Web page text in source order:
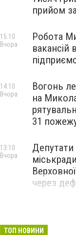
прийом
Робота
вакансій
15:10
Вчора
Вогонь
на
31
14:10
Вчора
Депутати
через
13:10
Вчора
ТОП НОВИНИ